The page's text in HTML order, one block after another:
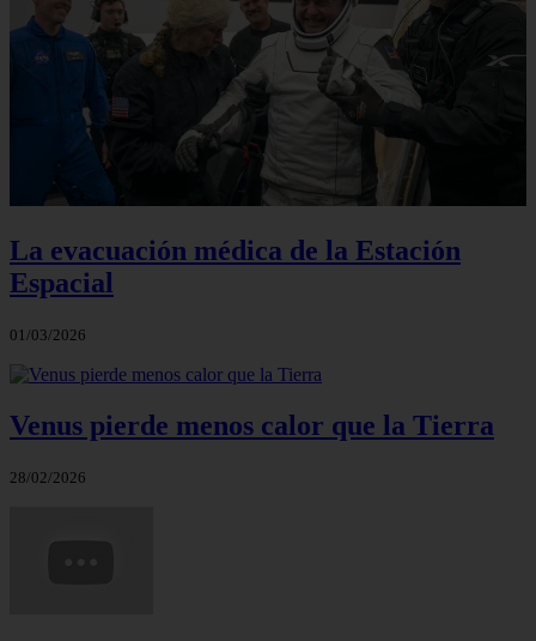
La evacuación médica de la Estación
Espacial
01/03/2026
Venus pierde menos calor que la Tierra
28/02/2026